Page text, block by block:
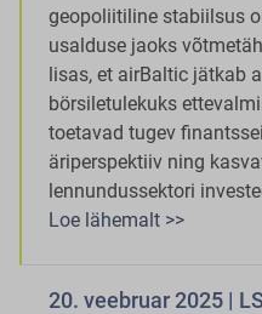
geopoliitiline stabiilsus
usalduse jaoks
lisas, et airBaltic jätkab
börsiletulekuks
toetavad tugev
äriperspektiiv ning
lennundussektori
Loe lähemalt >>
20. veebruar 2025 |